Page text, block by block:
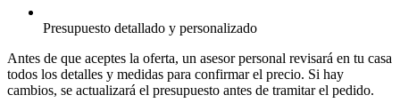
Presupuesto detallado y personalizado
Antes de que aceptes la oferta, un asesor personal revisará en tu casa
todos los detalles y medidas para confirmar el precio. Si hay
cambios, se actualizará el presupuesto antes de tramitar el pedido.